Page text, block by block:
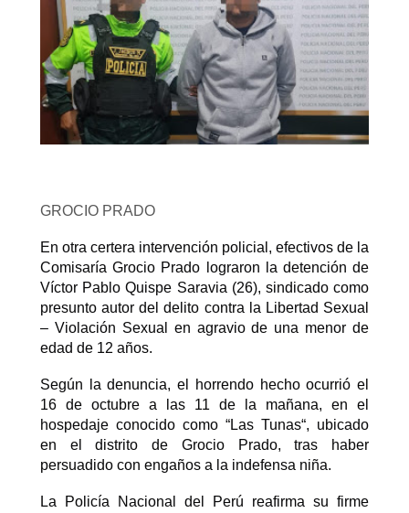
GROCIO PRADO
En otra certera intervención policial, efectivos de la
Comisaría Grocio Prado lograron la detención de
Víctor Pablo Quispe Saravia (26), sindicado como
presunto autor del delito contra la Libertad Sexual
– Violación Sexual en agravio de una menor de
edad de 12 años.
Según la denuncia, el horrendo hecho ocurrió el
16 de octubre a las 11 de la mañana, en el
hospedaje conocido como “Las Tunas“, ubicado
en el distrito de Grocio Prado, tras haber
persuadido con engaños a la indefensa niña.
La Policía Nacional del Perú reafirma su firme